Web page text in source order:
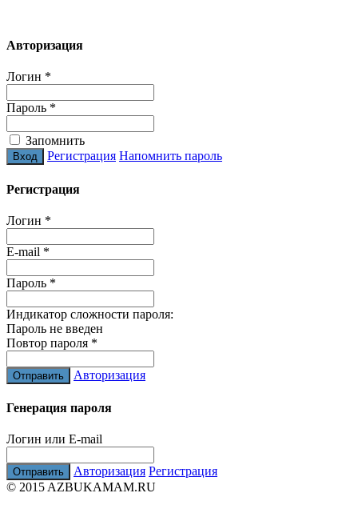
Авторизация
Логин *
Пароль *
Запомнить
Регистрация Напомнить пароль
Регистрация
Логин *
E-mail *
Пароль *
Индикатор сложности пароля:
Пароль не введен
Повтор пароля *
Авторизация
Генерация пароля
Логин или E-mail
Авторизация Регистрация
© 2015 AZBUKAMAM.RU